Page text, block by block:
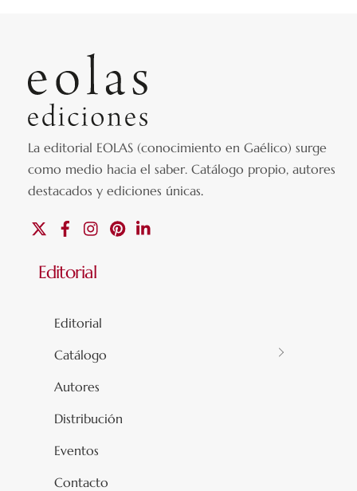
La editorial EOLAS (conocimiento en Gaélico) surge
como medio hacia el saber.Catálogo propio, autores
destacados y ediciones únicas.
FacebookInstagramPinterest
Editorial
Editorial
Catálogo
Autores
Distribución
Eventos
Contacto